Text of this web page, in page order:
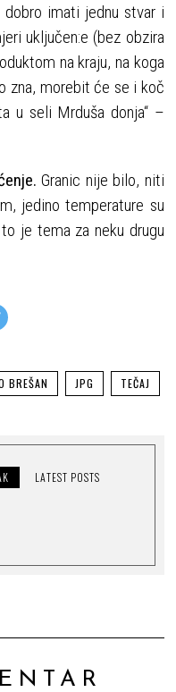
imati jednu stvar i
uključen:e (bez obzira
na kraju, na koga
zna, morebit će se i koč
u seli Mrduša donja“ –
Granic nije bilo, niti
jedino temperature su
je tema za neku drugu
BREŠAN JPG TEČAJ
LATEST POSTS